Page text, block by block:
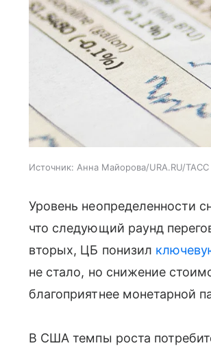
Источник: Анна Майорова/URA.RU/ТАСС
Уровень неопределенности
что следующий раунд
вторых, ЦБ понизил
не стало, но снижение
благоприятнее монетарной
В США темпы роста